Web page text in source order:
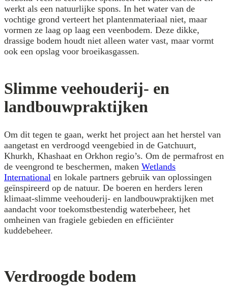
werkt als een natuurlijke spons. In het water van de
vochtige grond verteert het plantenmateriaal niet, maar
vormen ze laag op laag een veenbodem. Deze dikke,
drassige bodem houdt niet alleen water vast, maar vormt
ook een opslag voor broeikasgassen.
Slimme veehouderij- en
landbouwpraktijken
Om dit tegen te gaan, werkt het project aan het herstel van
aangetast en verdroogd veengebied in de Gatchuurt,
Khurkh, Khashaat en Orkhon regio’s. Om de permafrost en
de veengrond te beschermen, maken Wetlands
International en lokale partners gebruik van oplossingen
geïnspireerd op de natuur. De boeren en herders leren
klimaat-slimme veehouderij- en landbouwpraktijken met
aandacht voor toekomstbestendig waterbeheer, het
omheinen van fragiele gebieden en efficiënter
kuddebeheer.
Verdroogde bodem